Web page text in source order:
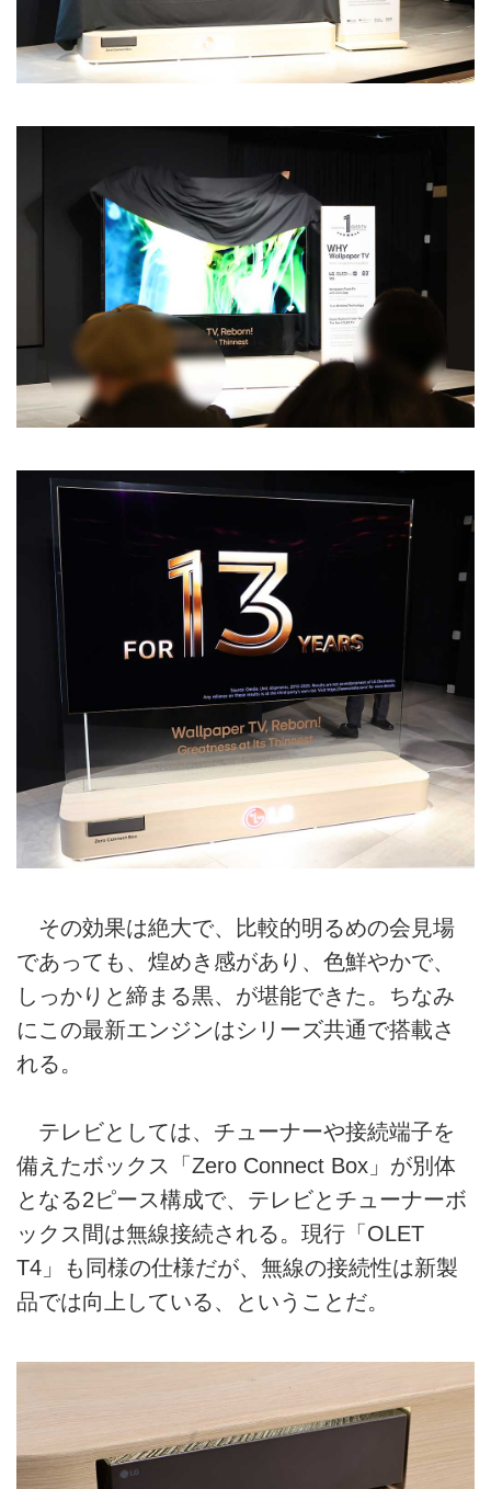
その効果は絶大で、比較的明るめの会見場
であっても、煌めき感があり、色鮮やかで、
しっかりと締まる黒、が堪能できた。ちなみ
にこの最新エンジンはシリーズ共通で搭載さ
れる。
テレビとしては、チューナーや接続端子を
備えたボックス「Zero Connect Box」が別体
となる2ピース構成で、テレビとチューナーボ
ックス間は無線接続される。現行「OLET
T4」も同様の仕様だが、無線の接続性は新製
品では向上している、ということだ。